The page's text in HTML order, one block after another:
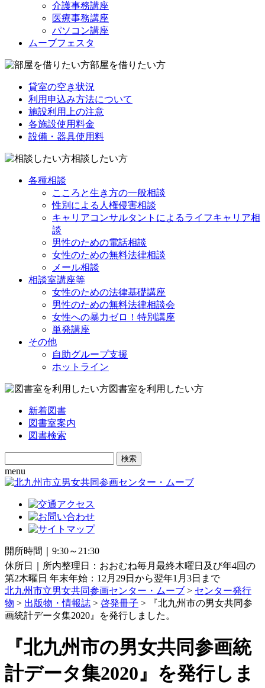
介護事務講座
医療事務講座
パソコン講座
ムーブフェスタ
部屋を借りたい方
貸室の空き状況
利用申込み方法について
施設利用上の注意
各施設使用料金
設備・器具使用料
相談したい方
各種相談
こころと生き方の一般相談
性別による人権侵害相談
キャリアコンサルタントによるライフキャリア相
談
男性のための電話相談
女性のための無料法律相談
メール相談
相談室講座等
女性のための法律基礎講座
男性のための無料法律相談会
女性への暴力ゼロ！特別講座
単発講座
その他
自助グループ支援
ホットライン
図書室を利用したい方
新着図書
図書室案内
図書検索
Search
for:
menu
開所時間｜9:30～21:30
休所日｜所内整理日：おおむね毎月最終木曜日及び年4回の
第2木曜日 年末年始：12月29日から翌年1月3日まで
北九州市立男女共同参画センター・ムーブ > センター発行
物 > 出版物・情報誌 > 啓発冊子 > 『北九州市の男女共同参
画統計データ集2020』を発行しました。
『北九州市の男女共同参画統
計データ集2020』を発行しま